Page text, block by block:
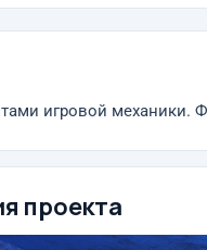
игровой механики.
проекта